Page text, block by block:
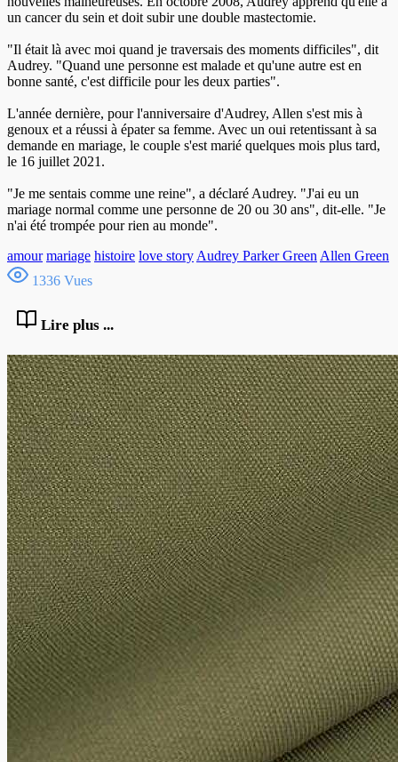
un cancer du sein et doit subir une double mastectomie.
"Il était là avec moi quand je traversais des moments difficiles", dit
Audrey. "Quand une personne est malade et qu'une autre est en
bonne santé, c'est difficile pour les deux parties".
L'année dernière, pour l'anniversaire d'Audrey, Allen s'est mis à
genoux et a réussi à épater sa femme. Avec un oui retentissant à sa
demande en mariage, le couple s'est marié quelques mois plus tard,
le 16 juillet 2021.
"Je me sentais comme une reine", a déclaré Audrey. "J'ai eu un
mariage normal comme une personne de 20 ou 30 ans", dit-elle. "Je
n'ai été trompée pour rien au monde".
amour mariage histoire love story Audrey Parker Green Allen Green
1336 Vues
Lire plus ...